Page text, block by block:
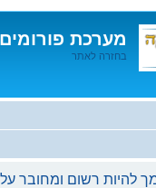
מערכת
בחזרה לאתר
להיות רשום ומחובר